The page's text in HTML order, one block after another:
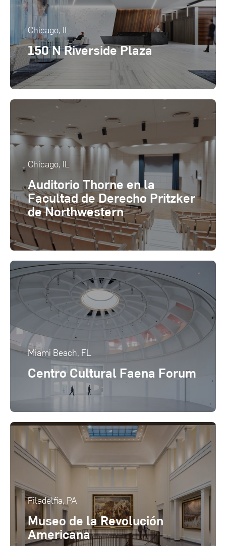
Chicago, IL
150 N Riverside Plaza
Chicago, IL
Auditorio Thorne en la
Facultad de Derecho Pritzker
de Northwestern
Miami Beach, FL
Centro Cultural Faena Forum
Filadelfia, PA
Museo de la Revolución
Americana